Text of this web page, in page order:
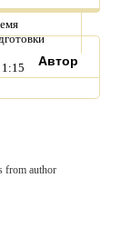
1:15 Автор
from author